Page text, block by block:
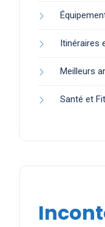
Itinéraires
Meilleurs
Santé et